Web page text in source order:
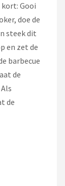
Gooi
doe de
steek dit
en zet de
barbecue
de
de